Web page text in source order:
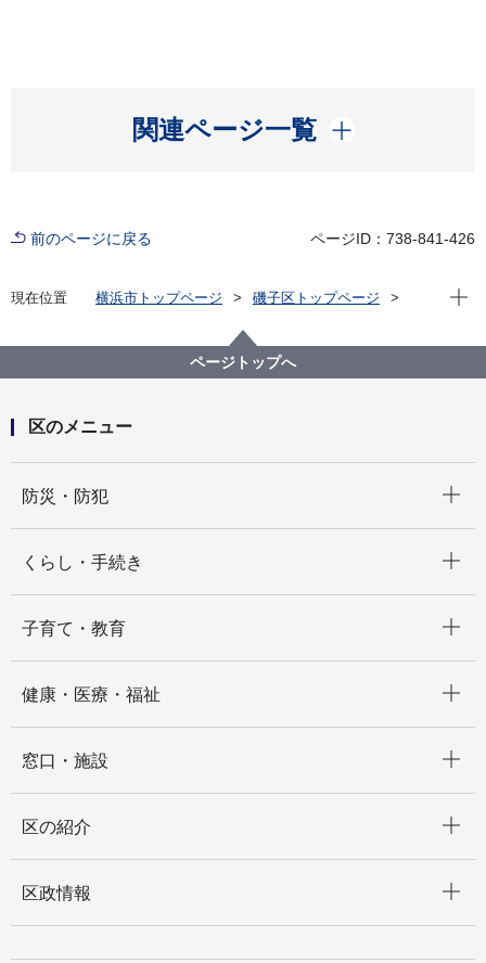
関連ページ一覧
開く
前のページに戻る ページID：738-841-426
現在位置 横浜市トップページ
磯子区トップページ
区民活動支援センター
機材が使えます
機材の貸出
現在
ページトップへ
区のメニュー
防災・防犯
くらし・手続き
子育て・教育
健康・医療・福祉
窓口・施設
区の紹介
区政情報